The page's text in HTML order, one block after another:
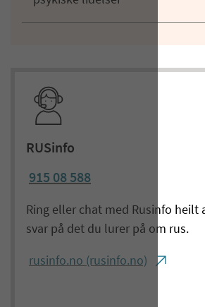
RUSinfo
915 08 588
Ring eller chat med Rusinfo heilt
svar på det du lurer på om rus.
rusinfo.no (rusinfo.no)